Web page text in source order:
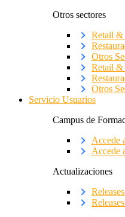
Otros sectores
Retail &
Otros
Retail &
Otros
Servicio Usuarios
Campus de
Accede
Accede
Actualizaciones